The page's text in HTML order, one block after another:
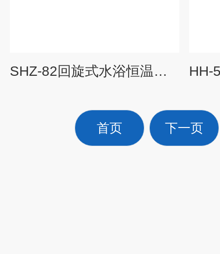
SHZ-82回旋式水浴恒温振荡器
首页 下一页